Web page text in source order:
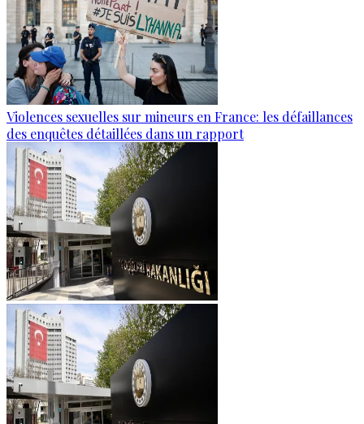
Violences sexuelles sur mineurs en France: les défaillances
des enquêtes détaillées dans un rapport